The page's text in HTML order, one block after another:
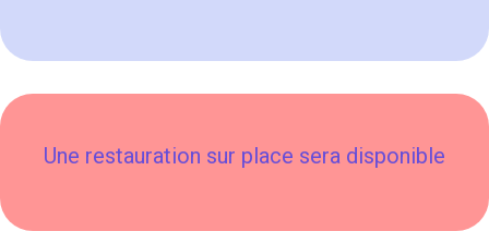
Une restauration sur place sera disponible